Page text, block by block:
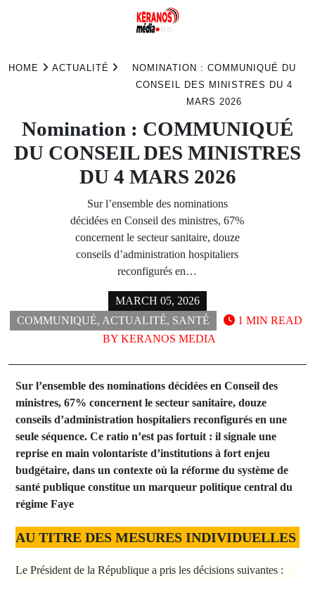
HOME ACTUALITÉ
NOMINATION : COMMUNIQUÉ DU
CONSEIL DES MINISTRES DU 4
MARS 2026
Nomination : COMMUNIQUÉ
DU CONSEIL DES MINISTRES
DU 4 MARS 2026
Sur l’ensemble des nominations
décidées en Conseil des ministres, 67%
concernent le secteur sanitaire, douze
conseils d’administration hospitaliers
reconfigurés en…
MARCH 05, 2026
COMMUNIQUÉ, ACTUALITÉ, SANTÉ
BY KERANOS MEDIA
1 MIN READ
Sur l’ensemble des nominations décidées en Conseil des
ministres, 67% concernent le secteur sanitaire, douze
conseils d’administration hospitaliers reconfigurés en une
seule séquence. Ce ratio n’est pas fortuit : il signale une
reprise en main volontariste d’institutions à fort enjeu
budgétaire, dans un contexte où la réforme du système de
santé publique constitue un marqueur politique central du
régime Faye
AU TITRE DES MESURES INDIVIDUELLES
Le Président de la République a pris les décisions suivantes :